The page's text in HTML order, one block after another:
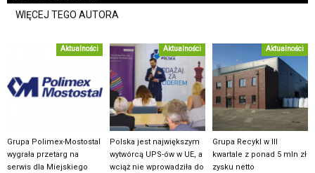
WIĘCEJ TEGO AUTORA
Aktualności
Grupa Polimex-Mostostal
wygrała przetarg na
serwis dla Miejskiego
Aktualności
Polska jest największym
wytwórcą UPS-ów w UE, a
wciąż nie wprowadziła do
Aktualności
Grupa Recykl w III
kwartale z ponad 5 mln zł
zysku netto